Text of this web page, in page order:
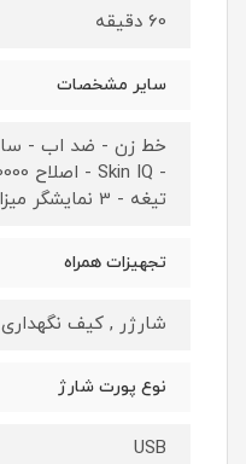
60 دقیقه
سایر مشخصات
تیغه - 3 نمایشگر میزان شارژ -
تجهیزات همراه
شارژر , کیف نگهداری
نوع پورت شارژ
USB